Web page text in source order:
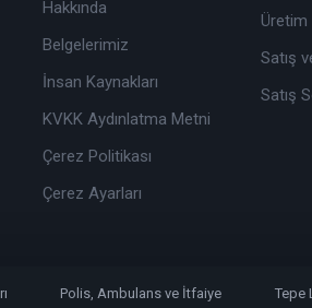
Hakkında
Belgelerimiz
İnsan Kaynakları
KVKK Aydınlatma Metni
Çerez Politikası
Çerez Ayarları
Üretim
Satış
Satış
Polis, Ambulans ve İtfaiye
Tepe